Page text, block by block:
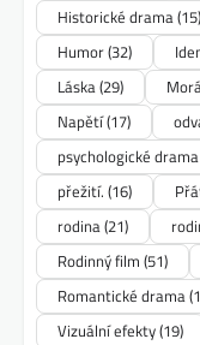
Historické drama(15)
Humor(32)
Láska(29)
Napětí(17)
psychologické drama
přežití. (16)
rodina(21)
Rodinný film (51)
Romantické drama
Vizuální efekty(19)